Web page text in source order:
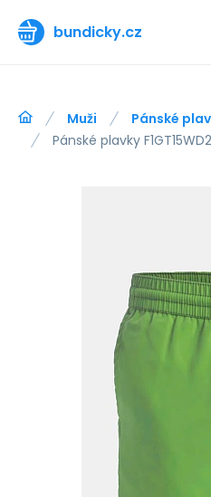
bundicky.cz
Muži
Pánské
Pánské plavky